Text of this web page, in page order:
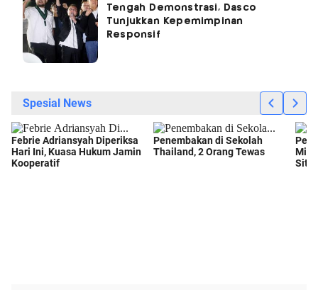
Tengah Demonstrasi, Dasco
Tunjukkan Kepemimpinan
Responsif